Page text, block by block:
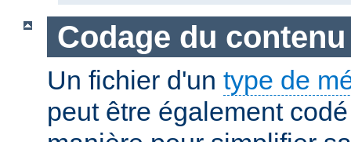
Codage du contenu
Un fichier d'un type de
peut être également